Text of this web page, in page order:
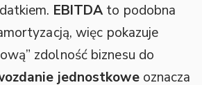
EBITDA to podobna
więc pokazuje
zdolność biznesu do
jednostkoweoznacza